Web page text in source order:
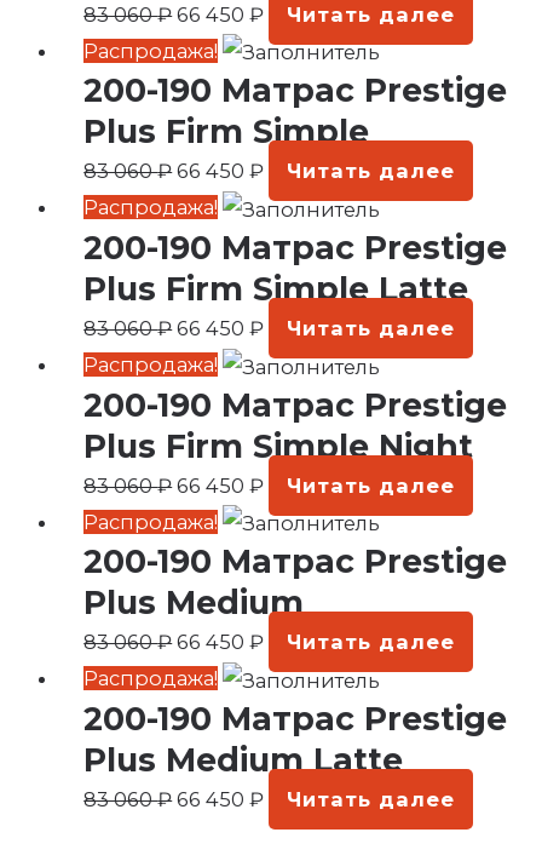
83 060₽
060 ₽.
66 450₽
Читать далее
Распродажа!
200-190 Матрас Prestige
Plus Firm Simple
83 060₽
Первоначальная
цена
составляла
83
060 ₽.
66 450₽
Текущая
цена:
66
450 ₽.
Читать далее
Распродажа!
200-190 Матрас Prestige
Plus Firm Simple Latte
83 060₽
Первоначальная
цена
составляла
83
060 ₽.
66 450₽
Текущая
цена:
66
450 ₽.
Читать далее
Распродажа!
200-190 Матрас Prestige
Plus Firm Simple Night
83 060₽
Первоначальная
цена
составляла
060 ₽.
66 450₽
Текущая
цена:
66
Читать далее
Распродажа!
200-190 Матрас Prestige
Plus Medium
83 060₽
Первоначальная
цена
составляла
83
060 ₽.
66 450₽
Текущая
цена:
66
450 ₽.
Читать далее
Распродажа!
200-190 Матрас Prestige
Plus Medium Latte
83 060₽
Первоначальная
цена
составляла
83
66 450₽
Текущая
цена:
66
450 ₽.
Читать далее